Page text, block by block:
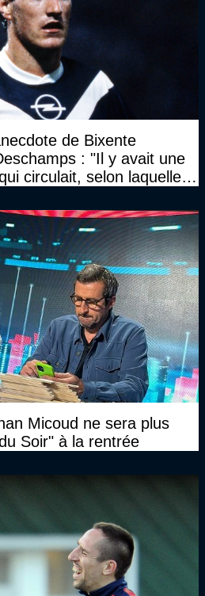
de Bixente
: "Il y avait une
circulait, selon laquelle il
Micoud ne sera plus
Soir" à la rentrée